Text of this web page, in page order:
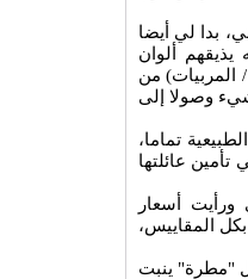
بدا لي أيضا
يذيقهم ألوان
المربيات) من
شيء وصولا إلى
تماما،
عائلتها
أسعار
المقاييس،
"مطرة" ينبت